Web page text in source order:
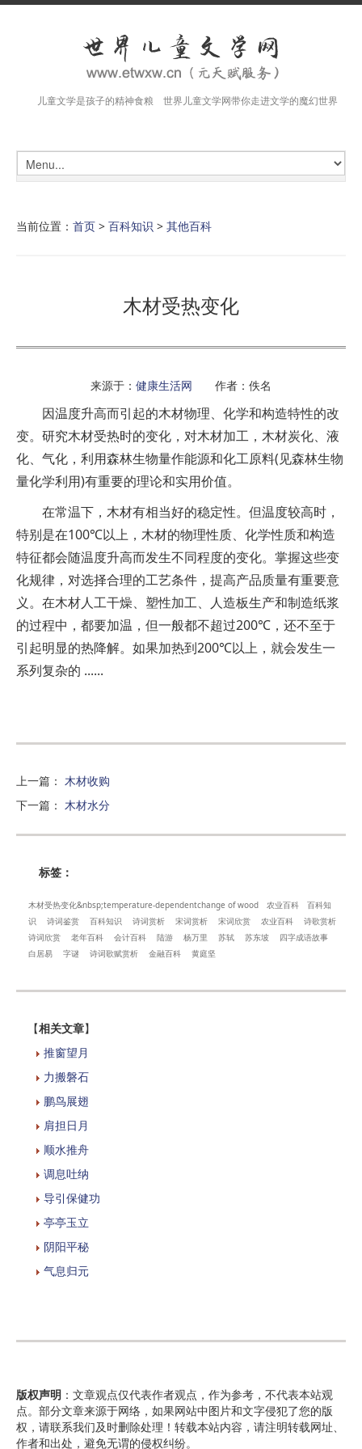
儿童文学是孩子的精神食粮 世界儿童文学网带你走进文学的魔幻世界
当前位置： 首页 > 百科知识 > 其他百科
木材受热变化
来源于： 健康生活网 作者：佚名
因温度升高而引起的木材物理、化学和构造特性的改
变。研究木材受热时的变化，对木材加工，木材炭化、液
化、气化，利用森林生物量作能源和化工原料(见森林生物
量化学利用)有重要的理论和实用价值。
在常温下，木材有相当好的稳定性。但温度较高时，
特别是在100℃以上，木材的物理性质、化学性质和构造
特征都会随温度升高而发生不同程度的变化。掌握这些变
化规律，对选择合理的工艺条件，提高产品质量有重要意
义。在木材人工干燥、塑性加工、人造板生产和制造纸浆
的过程中，都要加温，但一般都不超过200℃，还不至于
引起明显的热降解。如果加热到200℃以上，就会发生一
系列复杂的 ......
上一篇 ： 木材收购
下一篇 ： 木材水分
标签：
木材受热变化&nbsp;temperature-dependentchange of wood 农业百科
百科知
识
诗词鉴赏 百科知识 诗词赏析 宋词赏析 宋词欣赏 农业百科
诗歌赏析
诗词欣赏
老年百科 会计百科 陆游 杨万里 苏轼 苏东坡
四字成语故事
白居易
字谜 诗词歌赋赏析 金融百科 黄庭坚
【相关文章】
推窗望月
力搬磐石
鹏鸟展翅
肩担日月
顺水推舟
调息吐纳
导引保健功
亭亭玉立
阴阳平秘
气息归元
版权声明 ：文章观点仅代表作者观点，作为参考，不代表本站观
点。部分文章来源于网络，如果网站中图片和文字侵犯了您的版
权，请联系我们及时删除处理！转载本站内容，请注明转载网址、
作者和出处，避免无谓的侵权纠纷。